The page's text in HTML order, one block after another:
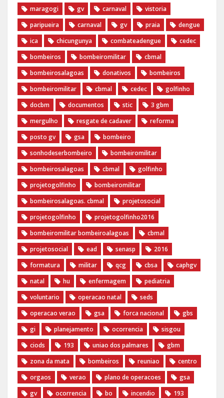
maragogi
gv carnaval
vistoria
paripueira
carnaval gv praia
dengue
ica
chicungunya combateadengue
cedec
bombeiros
bombeiromilitar
cbmal
bombeirosalagoas
donativos
bombeiros
bombeiromilitar
cbmal cedec
golfinho
docbm
documentos stic
3 gbm
mergulho
resgate de cadaver
reforma
posto gv
gsa
bombeiro
sonhodeserbombeiro
bombeiromilitar
bombeirosalagoas
cbmal
golfinho
projetogolfinho
bombeiromilitar
bombeirosalagoas. cbmal
projetosocial
projetogolfinho
projetogolfinho2016
bombeiromilitar bombeiroalagoas
cbmal
projetosocial
ead senasp
2016
formatura
militar qcg cbsa
caphgv
natal
hu enfermagem
pediatria
voluntario
operacao natal
seds
operacao verao
gsa forca nacional
gbs
gi
planejamento ocorrencia
sisgou
ciods
193 uniao dos palmares
gbm
zona da mata
bombeiros reuniao
centro
orgaos
verao plano de operacoes
gsa
gv
ocorrencia bo incendio
193